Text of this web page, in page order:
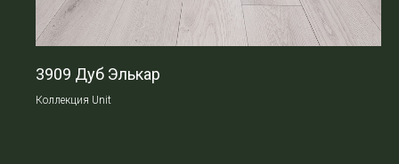
3909 Дуб Элькар
Коллекция Unit